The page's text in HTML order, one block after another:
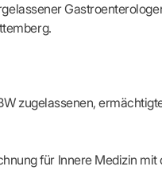
Dienstplanung mit BD-Online
Bereitschaftspraxis/
NEUE
Hybrid-DRG
Koordinierungsstelle
KV SIS BW
zugelassenen,
für Innere Medizin mit